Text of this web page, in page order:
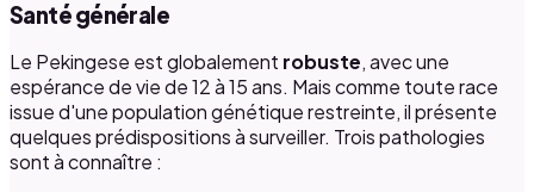
Santé générale
Le Pekingese est globalement robuste, avec une
espérance de vie de 12 à 15 ans. Mais comme toute race
issue d'une population génétique restreinte, il présente
quelques prédispositions à surveiller. Trois pathologies
sont à connaître :